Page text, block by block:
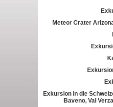
Meteor Crater
Exkursion in die
Baveno, Val